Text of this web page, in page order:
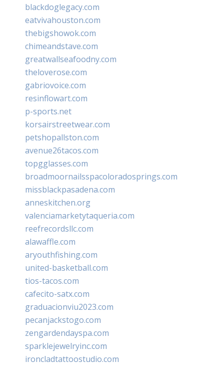
blackdoglegacy.com
eatvivahouston.com
thebigshowok.com
chimeandstave.com
greatwallseafoodny.com
theloverose.com
gabriovoice.com
resinflowart.com
p-sports.net
korsairstreetwear.com
petshopallston.com
avenue26tacos.com
topgglasses.com
broadmoornailsspacoloradosprings.com
missblackpasadena.com
anneskitchen.org
valenciamarketytaqueria.com
reefrecordsllc.com
alawaffle.com
aryouthfishing.com
united-basketball.com
tios-tacos.com
cafecito-satx.com
graduacionviu2023.com
pecanjackstogo.com
zengardendayspa.com
sparklejewelryinc.com
ironcladtattoostudio.com